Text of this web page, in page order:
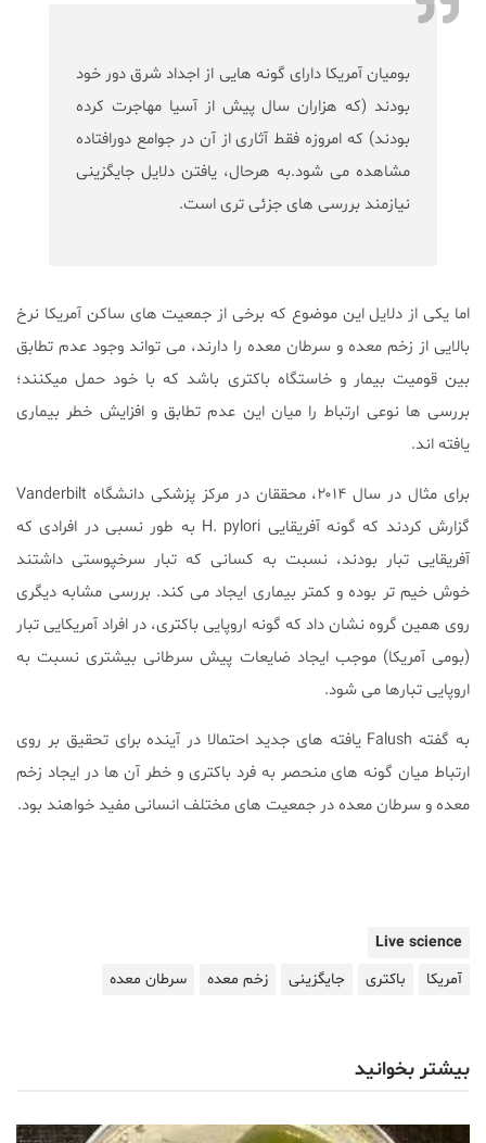
بومیان آمریکا دارای گونه هایی از اجداد شرق دور خود
بودند (که هزاران سال پیش از آسیا مهاجرت کرده
بودند) که امروزه فقط آثاری از آن در جوامع دورافتاده
مشاهده می شود.به هرحال، یافتن دلایل جایگزینی
نیازمند بررسی های جزئی تری است.
اما یکی از دلایل این موضوع که برخی از جمعیت های ساکن آمریکا نرخ
بالایی از زخم معده و سرطان معده را دارند، می تواند وجود عدم تطابق
بین قومیت بیمار و خاستگاه باکتری باشد که با خود حمل میکنند؛
بررسی ها نوعی ارتباط را میان این عدم تطابق و افزایش خطر بیماری
یافته اند.
برای مثال در سال ۲۰۱۴، محققان در مرکز پزشکی دانشگاه Vanderbilt
گزارش کردند که گونه آفریقایی H. pylori به طور نسبی در افرادی که
آفریقایی تبار بودند، نسبت به کسانی که تبار سرخپوستی داشتند
خوش خیم تر بوده و کمتر بیماری ایجاد می کند. بررسی مشابه دیگری
روی همین گروه نشان داد که گونه اروپایی باکتری، در افراد آمریکایی تبار
(بومی آمریکا) موجب ایجاد ضایعات پیش سرطانی بیشتری نسبت به
اروپایی تبارها می شود.
به گفته Falush یافته های جدید احتمالا در آینده برای تحقیق بر روی
ارتباط میان گونه های منحصر به فرد باکتری و خطر آن ها در ایجاد زخم
معده و سرطان معده در جمعیت های مختلف انسانی مفید خواهند بود.
Live science
آمریکا
باکتری جایگزینی زخم معده سرطان معده
بیشتر بخوانید